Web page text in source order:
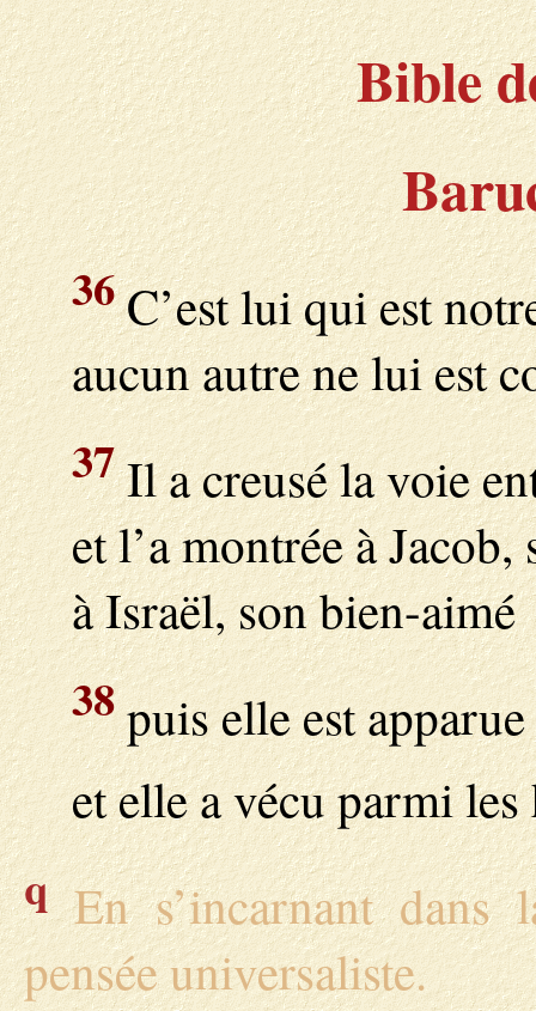
Bible
36C’est lui qui est
aucun autre ne lui est
37Il a creusé la voie
et l’a montrée à
à Israël, son bien-aimé
38puis elle est
et elle a vécu parmi les
qEn s’incarnant dans
pensée universaliste.